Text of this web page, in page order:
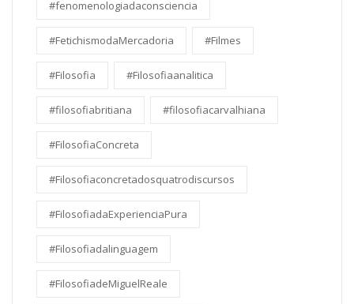
#fenomenologiadaconsciencia
#FetichismodaMercadoria #Filmes
#Filosofia #Filosofiaanalitica
#filosofiabritiana #filosofiacarvalhiana
#FilosofiaConcreta
#Filosofiaconcretadosquatrodiscursos
#FilosofiadaExperienciaPura
#Filosofiadalinguagem
#FilosofiadeMiguelReale